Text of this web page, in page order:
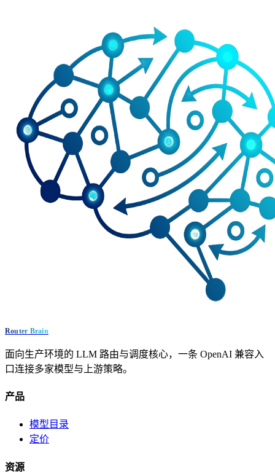
Router Brain
面向生产环境的 LLM 路由与调度核心，一条 OpenAI 兼容入
口连接多家模型与上游策略。
产品
模型目录
定价
资源